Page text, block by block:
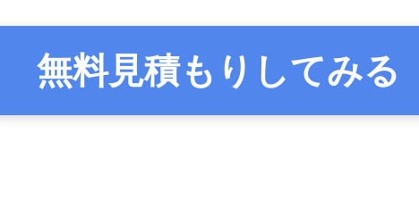
無料見積もりしてみる